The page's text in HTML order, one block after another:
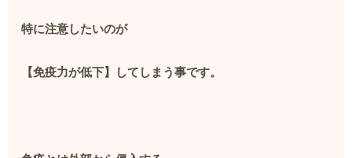
特に注意したいのが
【免疫力が低下】してしまう事です。